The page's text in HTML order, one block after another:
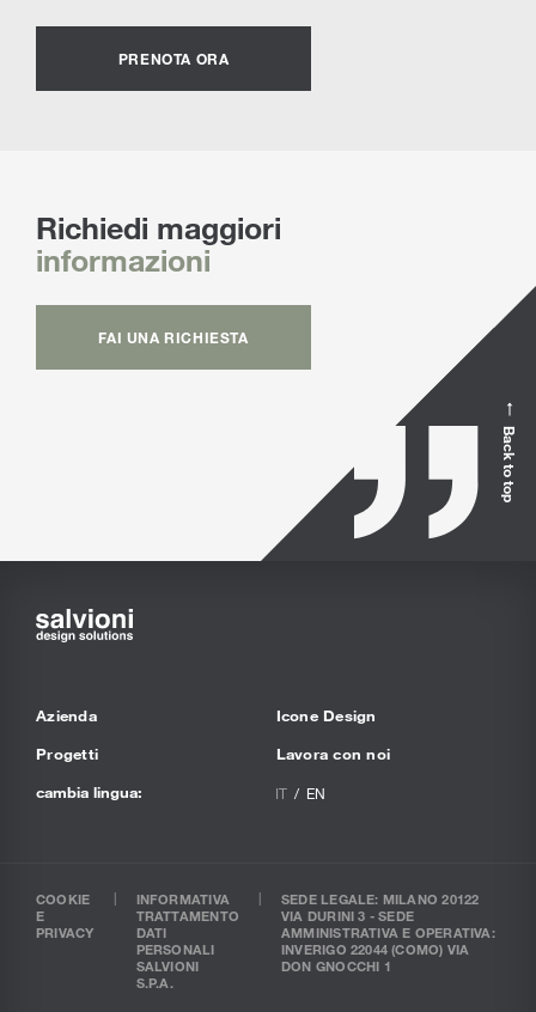
PRENOTA ORA
Richiedi maggiori
informazioni
FAI UNA RICHIESTA
Back to top
Azienda
Progetti
Icone Design
Lavora con noi
cambia lingua:
IT EN
COOKIE
E
PRIVACY
INFORMATIVA
TRATTAMENTO
DATI
PERSONALI
SALVIONI
S.P.A.
SEDE LEGALE: MILANO 20122
VIA DURINI 3 - SEDE
AMMINISTRATIVA E OPERATIVA:
INVERIGO 22044 (COMO) VIA
DON GNOCCHI 1